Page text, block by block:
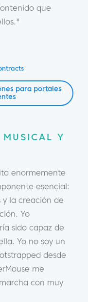
que
para portales
Y
enormemente
esencial:
la creación de
Yo
sido capaz de
Yo no soy un
desde
me
con muy